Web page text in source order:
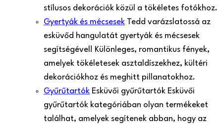
stílusos dekorációk közül a tökéletes fotókhoz.
Gyertyák és mécsesek Tedd varázslatossá az
esküvőd hangulatát gyertyák és mécsesek
segítségével! Különleges, romantikus fények,
amelyek tökéletesek asztaldíszekhez, kültéri
dekorációkhoz és meghitt pillanatokhoz.
Gyűrűtartók Esküvői gyűrűtartók Esküvői
gyűrűtartók kategóriában olyan termékeket
találhat, amelyek segítenek abban, hogy az